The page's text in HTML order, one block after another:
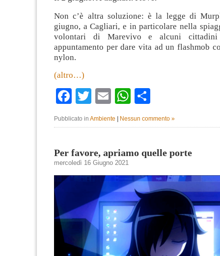
Non c’è altra soluzione: è la legge di
giugno, a Cagliari, e in particolare nella
volontari di Marevivo e alcuni
appuntamento per dare vita ad un flashmob
nylon.
(altro…)
Facebook
TwitterEmailWhatsApp
Pubblicato in Ambiente Nessun commento »
Per favore, apriamo quelle porte
mercoledì 16 Giugno 2021